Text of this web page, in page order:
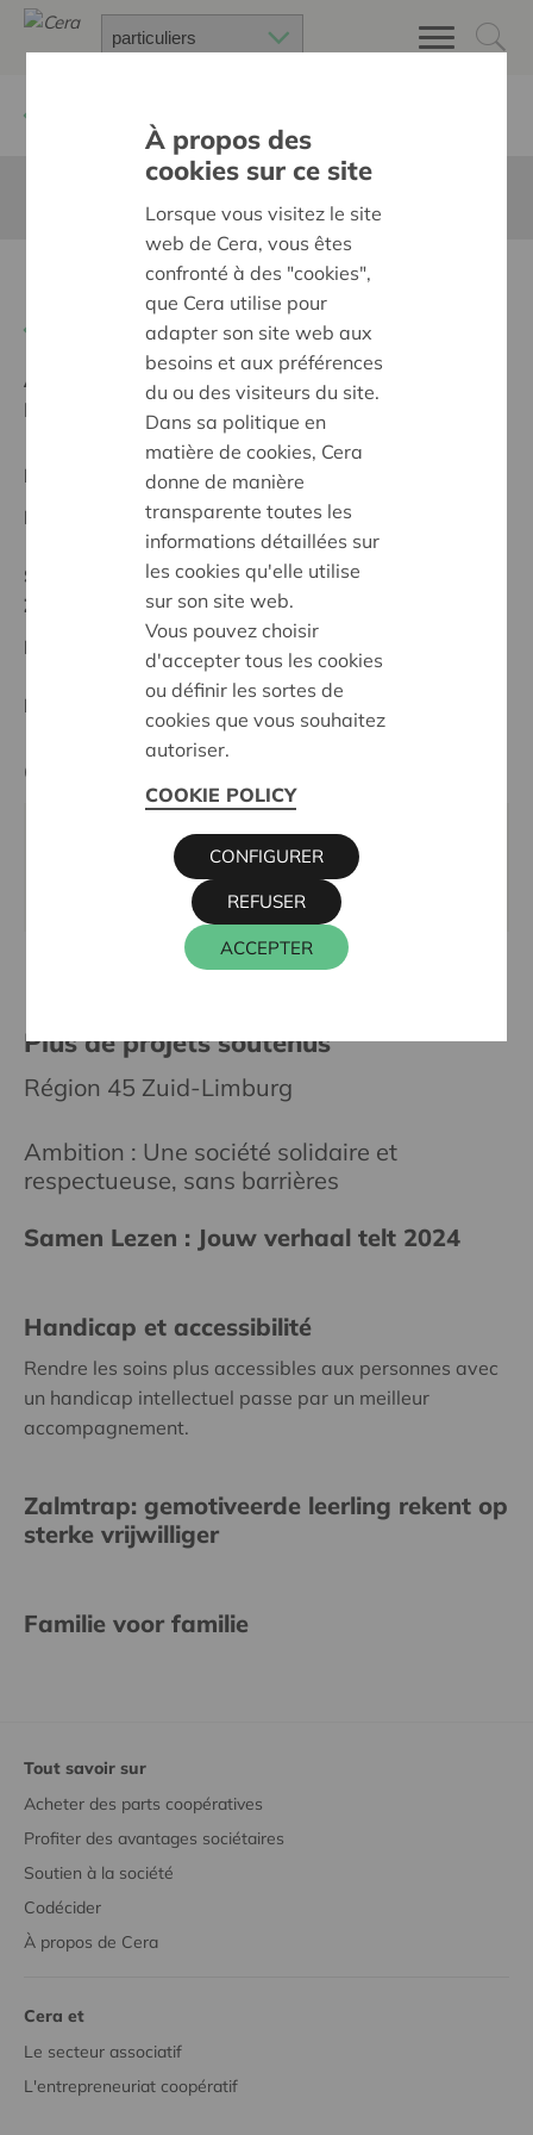
Pluktuin Heks & de Imkerij
Ambition:
Une société solidaire et respectueuse, sans
barrières
Projet régional
Date de début:12/02/2026
Statut:
Zuid-Limburg
Date de décision:
12/02/2026
Décision:
Cera contact
KRIS DEBRUYNE
016 27 96 74
kris.debruyne@cera.coop
Plus de projets soutenus
Région 45 Zuid-Limburg
Ambition : Une société solidaire et
respectueuse, sans barrières
Samen Lezen : Jouw verhaal telt 2024
Handicap et accessibilité
Rendre les soins plus accessibles aux personnes avec
un handicap intellectuel passe par un meilleur
accompagnement.
Zalmtrap: gemotiveerde leerling rekent op
sterke vrijwilliger
Familie voor familie
Tout savoir sur
Acheter des parts coopératives
Profiter des avantages sociétaires
Soutien à la société
Codécider
À propos de Cera
Cera et
Le secteur associatif
L'entrepreneuriat coopératif
À propos des
cookies sur ce site
Lorsque vous visitez le site
web de Cera, vous êtes
confronté à des "cookies",
que Cera utilise pour
adapter son site web aux
besoins et aux préférences
du ou des visiteurs du site.
Dans sa politique en
matière de cookies, Cera
donne de manière
transparente toutes les
informations détaillées sur
les cookies qu'elle utilise
sur son site web.
Vous pouvez choisir
d'accepter tous les cookies
ou définir les sortes de
cookies que vous souhaitez
autoriser.
COOKIE POLICY
ACCEPTER
REFUSER
CONFIGURER